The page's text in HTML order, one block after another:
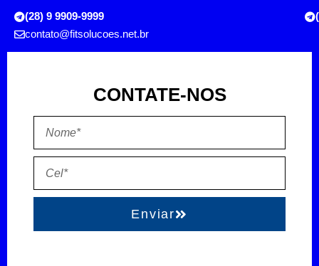
(28) 9 9909-9999
contato@fitsolucoes.net.br
CONTATE-NOS
Enviar